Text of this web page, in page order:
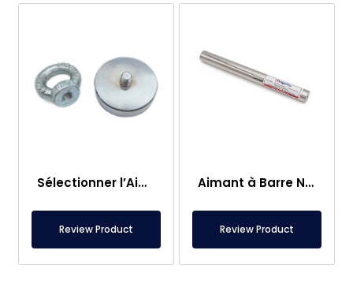
Sélectionner l’Aimant de Pêche – Aimant Puissant de Sauvetage en Mer
Review Product
Aimant à Barre Neodyme Ø25×250 mm – Connexion M8 Femelle d’un Côté
Review Product